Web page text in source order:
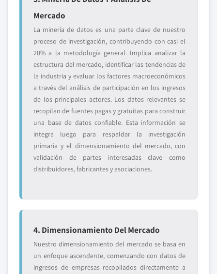
Mercado
La minería de datos es una parte clave de nuestro
proceso de investigación, contribuyendo con casi el
20% a la metodología general. Implica analizar la
estructura del mercado, identificar las tendencias de
la industria y evaluar los factores macroeconómicos
a través del análisis de participación en los ingresos
de los principales actores. Los datos relevantes se
recopilan de fuentes pagas y gratuitas para construir
una base de datos confiable. Esta información se
integra luego para respaldar la investigación
primaria y el dimensionamiento del mercado, con
validación de partes interesadas clave como
distribuidores, fabricantes y asociaciones.
4. Dimensionamiento Del Mercado
Nuestro dimensionamiento del mercado se basa en
un enfoque ascendente, comenzando con datos de
ingresos de empresas recopilados directamente a